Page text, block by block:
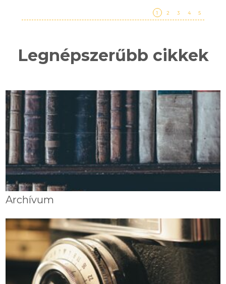
1 2 3 4 5
Legnépszerűbb cikkek
Archívum